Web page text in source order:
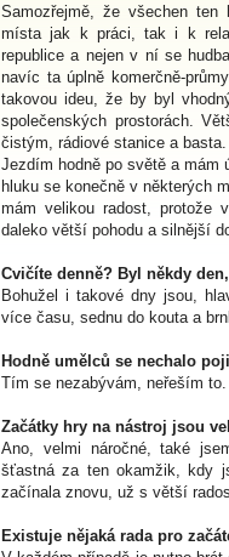
Samozřejmě, že všechen
místa jak k práci, tak i k
republice a nejen v ní se
navíc ta úplně komerčně-
takovou ideu, že by byl
společenských prostorách.
čistým, rádiové stanice a basta.
Jezdím hodně po světě a mám
hluku se konečně v některých
mám velikou radost, protože
daleko větší pohodu a silnější
Cvičíte denně? Byl někdy
Bohužel i takové dny jsou,
více času, sednu do kouta a
Hodně umělců se nechalo
Tím se nezabývám, neřeším to.
Začátky hry na nástroj jsou
Ano, velmi náročné, také
šťastná za ten okamžik, kdy
začínala znovu, už s větší
Existuje nějaká rada pro